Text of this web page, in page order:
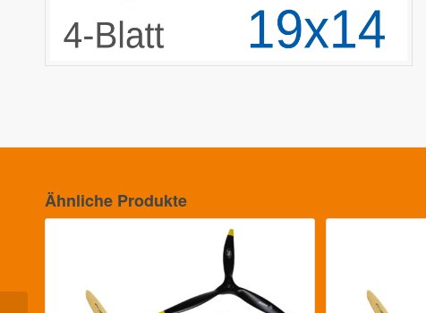
Ähnliche Produkte